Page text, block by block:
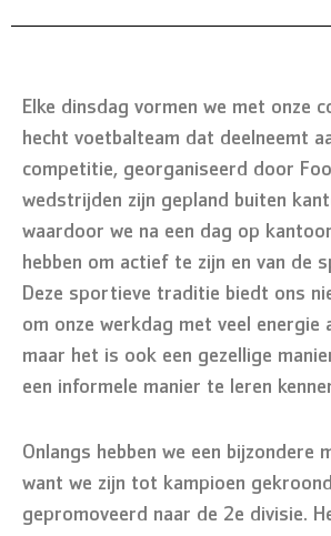
Elke dinsdag vormen we met onze
hecht voetbalteam dat deelneemt
competitie, georganiseerd door
wedstrijden zijn gepland buiten
waardoor we na een dag op
hebben om actief te zijn en van de
Deze sportieve traditie biedt ons
om onze werkdag met veel energie
maar het is ook een gezellige
een informele manier te leren
Onlangs hebben we een bijzondere
want we zijn tot kampioen
gepromoveerd naar de 2e divisie.